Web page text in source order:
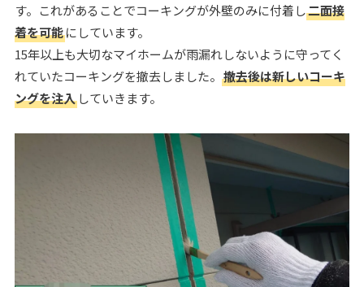
す。これがあることでコーキングが外壁のみに付着し二面接
着を可能にしています。
15年以上も大切なマイホームが雨漏れしないように守ってく
れていたコーキングを撤去しました。 撤去後は新しいコーキ
ングを注入していきます。